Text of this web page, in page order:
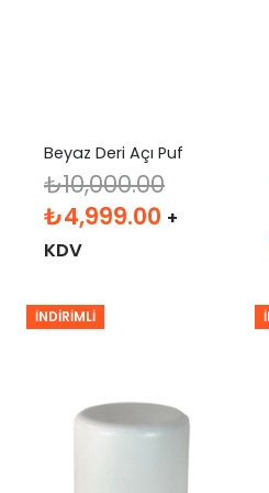
Beyaz Deri Açı Puf
₺10,000.00
Orijinal
fiyat:
₺4,999.00 Şu
+
KDV
İNDIRIMLI